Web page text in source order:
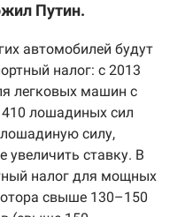
Путин.
автомобилей будут
налог: с 2013
легковых машин с
лошадиных сил
лошадиную силу,
увеличить ставку. В
налог для мощных
свыше 130–150